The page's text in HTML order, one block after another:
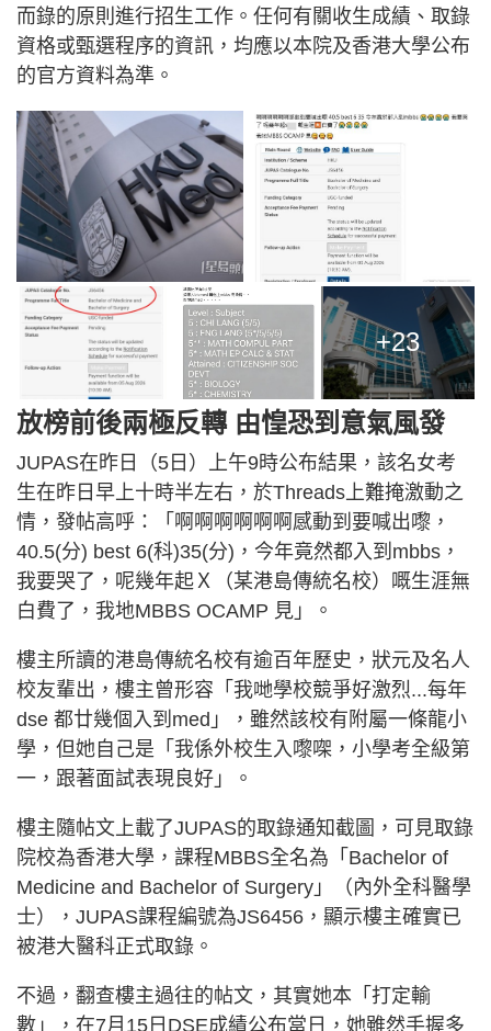
而錄的原則進行招生工作。任何有關收生成績、取錄
資格或甄選程序的資訊，均應以本院及香港大學公布
的官方資料為準。
+23
放榜前後兩極反轉 由惶恐到意氣風發
JUPAS在昨日（5日）上午9時公布結果，該名女考
生在昨日早上十時半左右，於Threads上難掩激動之
情，發帖高呼：「啊啊啊啊啊啊感動到要喊出嚟，
40.5(分) best 6(科)35(分)，今年竟然都入到mbbs，
我要哭了，呢幾年起Ｘ（某港島傳統名校）嘅生涯無
白費了，我地MBBS OCAMP 見」。
樓主所讀的港島傳統名校有逾百年歷史，狀元及名人
校友輩出，樓主曾形容「我哋學校競爭好激烈...每年
dse 都廿幾個入到med」，雖然該校有附屬一條龍小
學，但她自己是「我係外校生入嚟㗎，小學考全級第
一，跟著面試表現良好」。
樓主隨帖文上載了JUPAS的取錄通知截圖，可見取錄
院校為香港大學，課程MBBS全名為「Bachelor of
Medicine and Bachelor of Surgery」（內外全科醫學
士），JUPAS課程編號為JS6456，顯示樓主確實已
被港大醫科正式取錄。
不過，翻查樓主過往的帖文，其實她本「打定輸
數」，在7月15日DSE成績公布當日，她雖然手握多